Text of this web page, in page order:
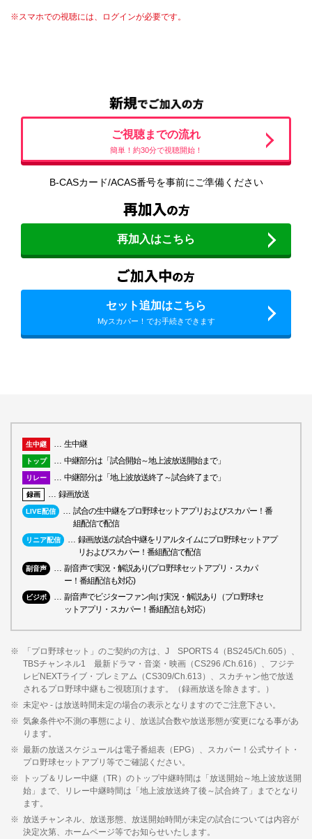
※スマホでの視聴には、ログインが必要です。
ご視聴までの流れ
簡単！約30分で視聴開始！
B-CASカード/ACAS番号を事前にご準備ください
再加入はこちら
セット追加はこちら
Myスカパー！でお手続きできます
生中継 生中継
トップ 中継部分は「試合開始～地上波放送開始まで」
リレー 中継部分は「地上波放送終了～試合終了まで」
録画 録画放送
LIVE配信
試合の生中継をプロ野球セットアプリおよびスカパー！番
組配信で配信
リニア配信
録画放送の試合中継をリアルタイムにプロ野球セットアプ
リおよびスカパー！番組配信で配信
副音声
副音声で実況・解説あり(プロ野球セットアプリ・スカパ
ー！番組配信も対応)
ビジボ
副音声でビジターファン向け実況・解説あり（プロ野球セ
ットアプリ・スカパー！番組配信も対応）
「プロ野球セット」のご契約の方は、J SPORTS 4（BS245/Ch.605）、
TBSチャンネル1 最新ドラマ・音楽・映画（CS296 /Ch.616）、フジテ
レビNEXTライブ・プレミアム（CS309/Ch.613）、スカチャン他で放送
されるプロ野球中継もご視聴頂けます。（録画放送を除きます。）
未定や - は放送時間未定の場合の表示となりますのでご注意下さい。
気象条件や不測の事態により、放送試合数や放送形態が変更になる事があ
ります。
最新の放送スケジュールは電子番組表（EPG）、スカパー！公式サイト・
プロ野球セットアプリ等でご確認ください。
トップ＆リレー中継（TR）のトップ中継時間は「放送開始～地上波放送開
始」まで、リレー中継時間は「地上波放送終了後～試合終了」までとなり
ます。
放送チャンネル、放送形態、放送開始時間が未定の試合については内容が
決定次第、ホームページ等でお知らせいたします。